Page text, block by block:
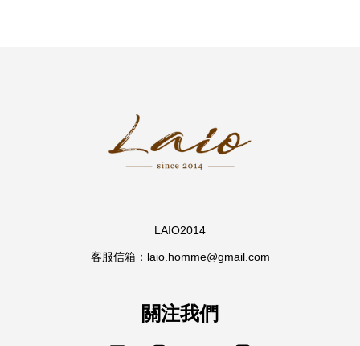
LAIO2014
客服信箱：laio.homme@gmail.com
關注我們